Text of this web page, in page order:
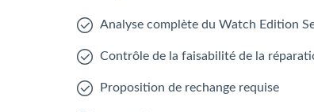
Analyse complète du Watch Edition
Contrôle de la faisabilité de la
Proposition de rechange requise